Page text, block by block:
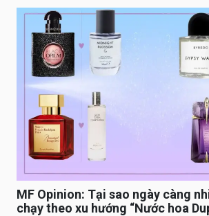
MF Opinion: Tại sao ngày càng
chạy theo xu hướng “Nước hoa